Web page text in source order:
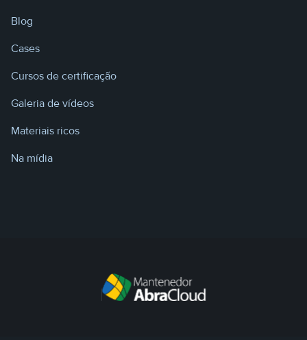
Blog
Cases
Cursos de certificação
Galeria de vídeos
Materiais ricos
Na mídia